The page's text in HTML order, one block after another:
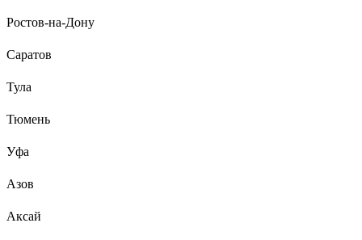
Ростов-на-Дону
Саратов
Тула
Тюмень
Уфа
Азов
Аксай